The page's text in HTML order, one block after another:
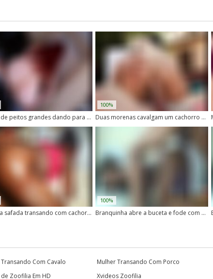
Mulher de peitos grandes dando para seu cachorro
100%
Duas morenas cavalgam um cachorro enquanto transam sem parar
Novinha safada transando com cachorro de pau grande
100%
Branquinha abre a buceta e fode com cachorro no vídeo
Com Cavalo Mulher Transando Com Porco
Zoofilia Em HD Xvideos Zoofilia